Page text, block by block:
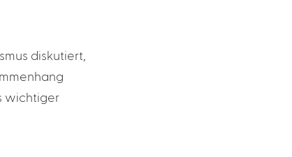
diskutiert,
wichtiger